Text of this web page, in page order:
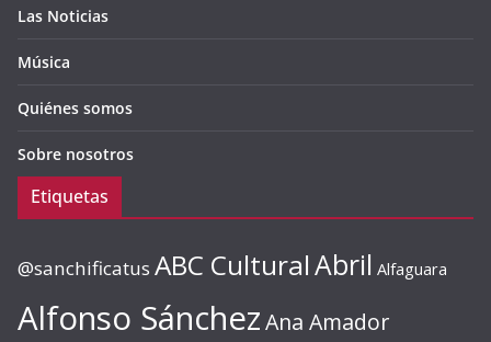
Las Noticias
Música
Quiénes somos
Sobre nosotros
Etiquetas
@sanchificatus ABC CulturalAbril Alfaguara
Alfonso SánchezAna Amador